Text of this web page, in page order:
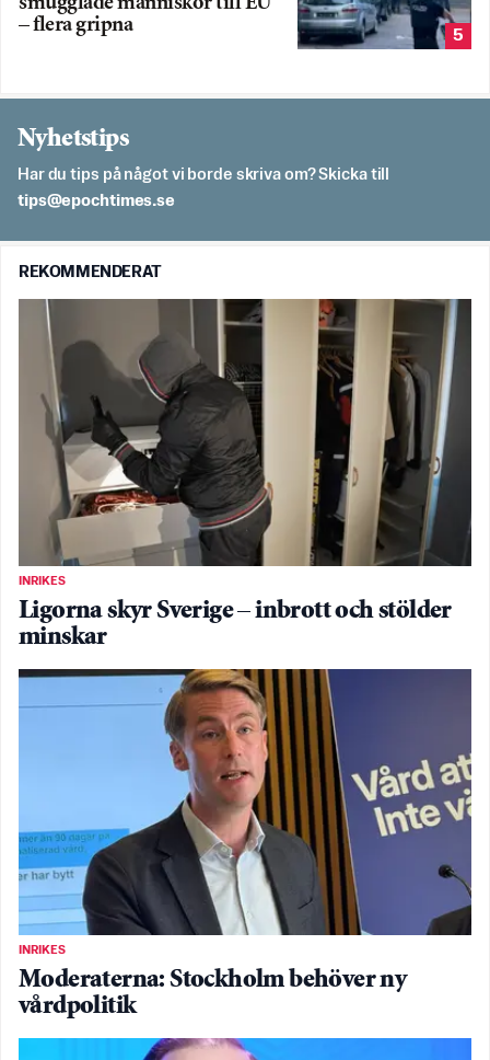
– flera gripna
5
Nyhetstips
Har du tips på något vi borde skriva om? Skicka till
es.semithcope@spit
REKOMMENDERAT
INRIKES
Ligorna skyr Sverige – inbrott och stölder
minskar
INRIKES
Moderaterna: Stockholm behöver ny
vårdpolitik